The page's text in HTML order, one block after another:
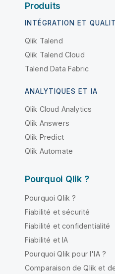
Produits
INTÉGRATION ET
Qlik Talend
Qlik Talend Cloud
Talend Data Fabric
ANALYTIQUES ET IA
Qlik Cloud Analytics
Qlik Answers
Qlik Predict
Qlik Automate
Pourquoi Qlik ?
Pourquoi Qlik ?
Fiabilité et sécurité
Fiabilité et confidentialité
Fiabilité et IA
Pourquoi Qlik pour l'IA ?
Comparaison de Qlik et